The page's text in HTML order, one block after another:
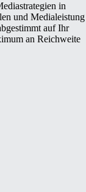
in
und Medialeistung
auf Ihr
an Reichweite